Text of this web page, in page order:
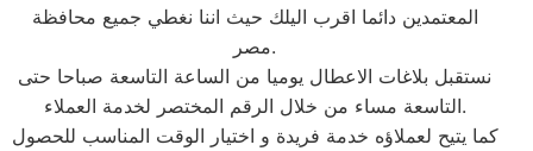
المعتمدين دائما اقرب اليلك حيث اننا نغطي جميع محافظة
مصر.
نستقبل بلاغات الاعطال يوميا من الساعة التاسعة صباحا حتى
التاسعة مساء من خلال الرقم المختصر لخدمة العملاء.
كما يتيح لعملاؤه خدمة فريدة و اختيار الوقت المناسب للحصول